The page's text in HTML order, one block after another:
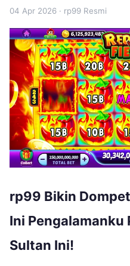
04 Apr 2026 · rp99 Resmi
rp99 Bikin
Ini Pengalamanku
Sultan Ini!